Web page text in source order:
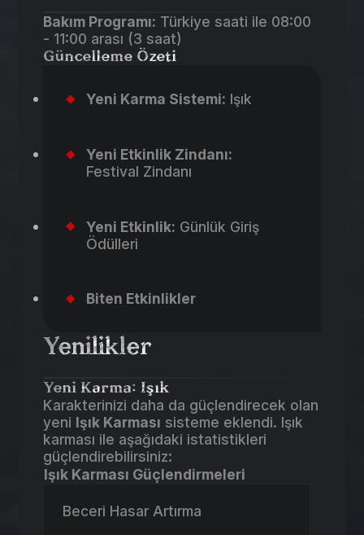
Bakım Programı: Türkiye saati ile 08:00
- 11:00 arası (3 saat)
Güncelleme Özeti
Yeni Karma Sistemi: Işık
Yeni Etkinlik Zindanı:
Festival Zindanı
Yeni Etkinlik: Günlük Giriş
Ödülleri
Biten Etkinlikler
Yenilikler
Yeni Karma: Işık
Karakterinizi daha da güçlendirecek olan
yeni Işık Karması sisteme eklendi. Işık
karması ile aşağıdaki istatistikleri
güçlendirebilirsiniz:
Işık Karması Güçlendirmeleri
Beceri Hasar Artırma